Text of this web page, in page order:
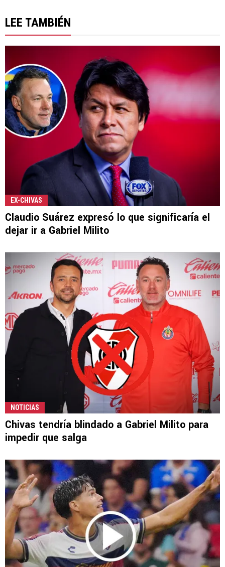
LEE TAMBIÉN
EX-CHIVAS
Claudio Suárez expresó lo que significaría el
dejar ir a Gabriel Milito
NOTICIAS
Chivas tendría blindado a Gabriel Milito para
impedir que salga